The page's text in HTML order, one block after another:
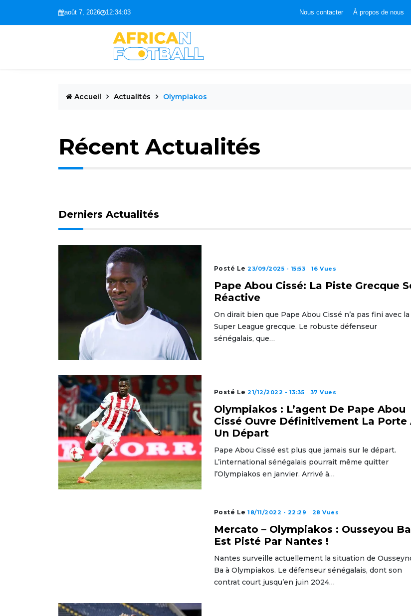
août 7, 2026 12:34:04 Nous contacter À propos de nous
Accueil Actualités Olympiakos
Récent Actualités
Derniers Actualités
Posté Le23/09/2025 - 15:53 16 Vues
Pape Abou Cissé: La Piste Grecque
Réactive
On dirait bien que Pape Abou Cissé n’a pas fini avec la
Super League grecque. Le robuste défenseur
sénégalais, que…
Posté Le21/12/2022 - 13:35 37 Vues
Olympiakos : L’agent De Pape Abou
Cissé Ouvre Définitivement La Porte
Un Départ
Pape Abou Cissé est plus que jamais sur le départ.
L’international sénégalais pourrait même quitter
l’Olympiakos en janvier. Arrivé à…
Posté Le18/11/2022 - 22:29 28 Vues
Mercato – Olympiakos : Ousseyou Ba
Est Pisté Par Nantes !
Nantes surveille actuellement la situation de
Ba à Olympiakos. Le défenseur sénégalais, dont son
contrat court jusqu’en juin 2024…